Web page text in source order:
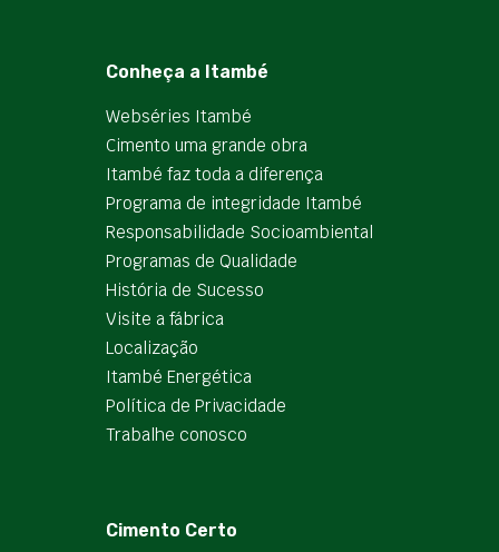
Conheça a Itambé
Webséries Itambé
Cimento uma grande obra
Itambé faz toda a diferença
Programa de integridade Itambé
Responsabilidade Socioambiental
Programas de Qualidade
História de Sucesso
Visite a fábrica
Localização
Itambé Energética
Política de Privacidade
Trabalhe conosco
Cimento Certo